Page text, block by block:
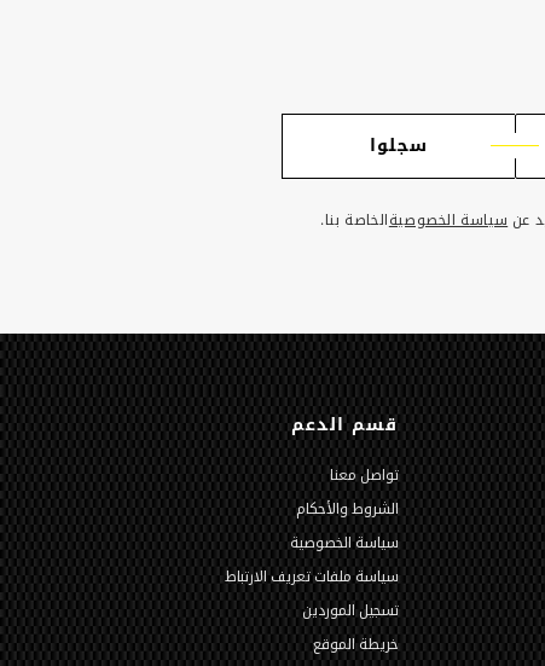
سجلوا
عنسياسة الخصوصيةالخاصة بنا.
قسم الدعم
تواصل معنا
الشروط والأحكام
سياسة الخصوصية
سياسة ملفات تعريف الارتباط
تسجيل الموردين
خريطة الموقع